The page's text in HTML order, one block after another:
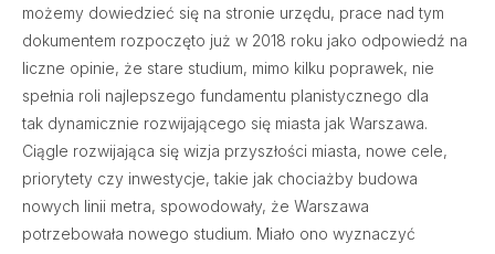
możemy dowiedzieć się na stronie urzędu, prace nad tym
dokumentem rozpoczęto już w 2018 roku jako odpowiedź na
liczne opinie, że stare studium, mimo kilku poprawek, nie
spełnia roli najlepszego fundamentu planistycznego dla
tak dynamicznie rozwijającego się miasta jak Warszawa.
Ciągle rozwijająca się wizja przyszłości miasta, nowe cele,
priorytety czy inwestycje, takie jak chociażby budowa
nowych linii metra, spowodowały, że Warszawa
potrzebowała nowego studium. Miało ono wyznaczyć